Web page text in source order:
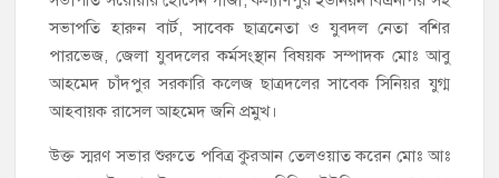
সভাপতি হারুন বার্ট, সাবেক ছাত্রনেতা ও যুবদল নেতা বশির
পারভেজ, জেলা যুবদলের কর্মসংস্থান বিষয়ক সম্পাদক মোঃ আবু
আহমেদ চাঁদপুর সরকারি কলেজ ছাত্রদলের সাবেক সিনিয়র যুগ্ম
আহবায়ক রাসেল আহমেদ জনি প্রমুখ।
উক্ত স্মরণ সভার শুরুতে পবিত্র কুরআন তেলওয়াত করেন মোঃ আঃ